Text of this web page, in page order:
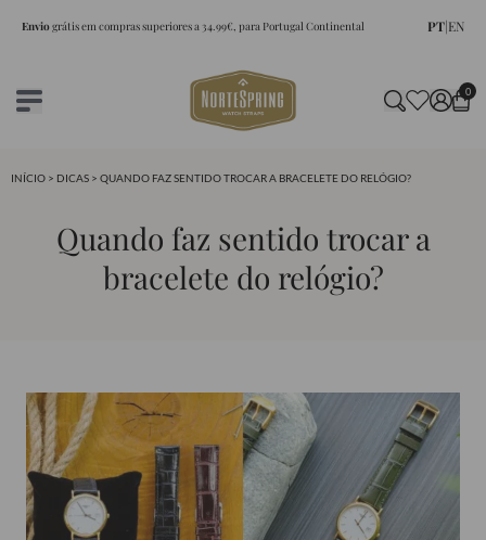
Enviográtis em compras superiores a 34.99€, para Portugal Continental PT|EN
0
INÍCIO > DICAS > QUANDO FAZ SENTIDO TROCAR A BRACELETE DO RELÓGIO?
Quando faz sentido trocar a
bracelete do relógio?